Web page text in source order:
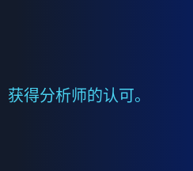
获得分析师的认可。